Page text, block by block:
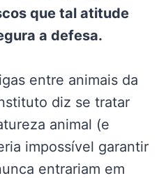
que tal atitude
a defesa.
entre animais da
diz se tratar
animal (e
impossível garantir
entrariam em